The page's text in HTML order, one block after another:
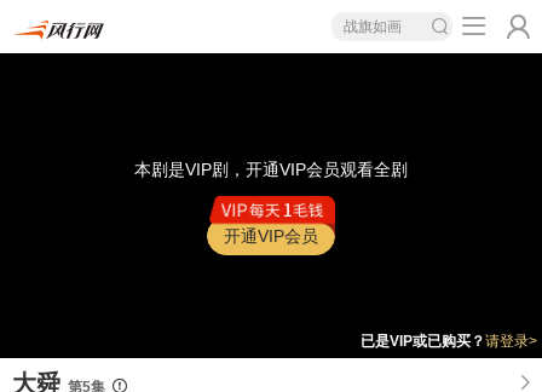
战旗如画
本剧是VIP剧，开通VIP会员观看全剧
开通VIP会员
已是VIP或已购买？请登录>
大舜 第5集